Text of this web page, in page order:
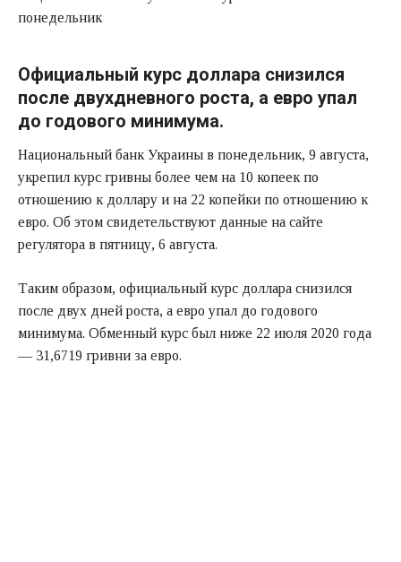
понедельник
Официальный курс доллара снизился
после двухдневного роста, а евро упал
до годового минимума.
Национальный банк Украины в понедельник, 9 августа,
укрепил курс гривны более чем на 10 копеек по
отношению к доллару и на 22 копейки по отношению к
евро. Об этом свидетельствуют данные на сайте
регулятора в пятницу, 6 августа.
Таким образом, официальный курс доллара снизился
после двух дней роста, а евро упал до годового
минимума. Обменный курс был ниже 22 июля 2020 года
— 31,6719 гривни за евро.